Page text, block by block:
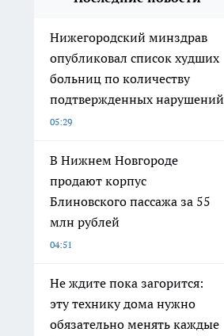
Нижегородский минздрав
опубликовал список худших
больниц по количеству
подтвержденных нарушений
05:29
В Нижнем Новгороде
продают корпус
Блиновского пассажа за 55
млн рублей
04:51
Не ждите пока загорится:
эту технику дома нужно
обязательно менять каждые